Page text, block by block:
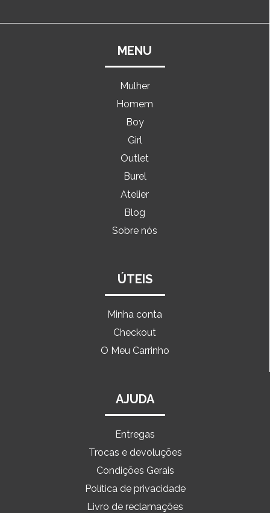
MENU
Mulher
Homem
Boy
Girl
Outlet
Burel
Atelier
Blog
Sobre nós
ÚTEIS
Minha conta
Checkout
O Meu Carrinho
AJUDA
Entregas
Trocas e devoluções
Condições Gerais
Política de privacidade
Livro de reclamações